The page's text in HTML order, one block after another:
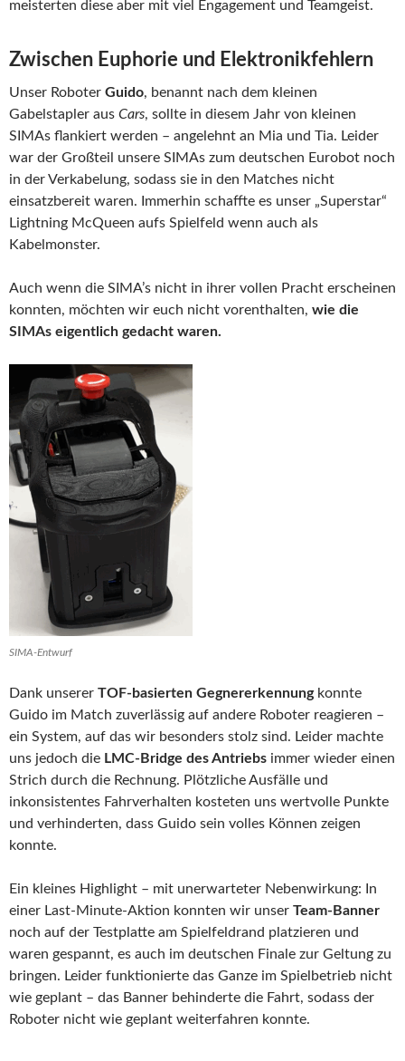
meisterten diese aber mit viel Engagement und Teamgeist.
Zwischen Euphorie und Elektronikfehlern
Unser Roboter Guido, benannt nach dem kleinen
Gabelstapler aus Cars, sollte in diesem Jahr von kleinen
SIMAs flankiert werden – angelehnt an Mia und Tia. Leider
war der Großteil unsere SIMAs zum deutschen Eurobot noch
in der Verkabelung, sodass sie in den Matches nicht
einsatzbereit waren. Immerhin schaffte es unser „Superstar“
Lightning McQueen aufs Spielfeld wenn auch als
Kabelmonster.
Auch wenn die SIMA’s nicht in ihrer vollen Pracht erscheinen
konnten, möchten wir euch nicht vorenthalten, wie die
SIMAs eigentlich gedacht waren.
SIMA-Entwurf
Dank unserer TOF-basierten Gegnererkennungkonnte
Guido im Match zuverlässig auf andere Roboter reagieren –
ein System, auf das wir besonders stolz sind. Leider machte
uns jedoch die LMC-Bridge des Antriebs immer wieder einen
Strich durch die Rechnung. Plötzliche Ausfälle und
inkonsistentes Fahrverhalten kosteten uns wertvolle Punkte
und verhinderten, dass Guido sein volles Können zeigen
konnte.
Ein kleines Highlight – mit unerwarteter Nebenwirkung: In
einer Last-Minute-Aktion konnten wir unser Team-Banner
noch auf der Testplatte am Spielfeldrand platzieren und
waren gespannt, es auch im deutschen Finale zur Geltung zu
bringen. Leider funktionierte das Ganze im Spielbetrieb nicht
wie geplant – das Banner behinderte die Fahrt, sodass der
Roboter nicht wie geplant weiterfahren konnte.